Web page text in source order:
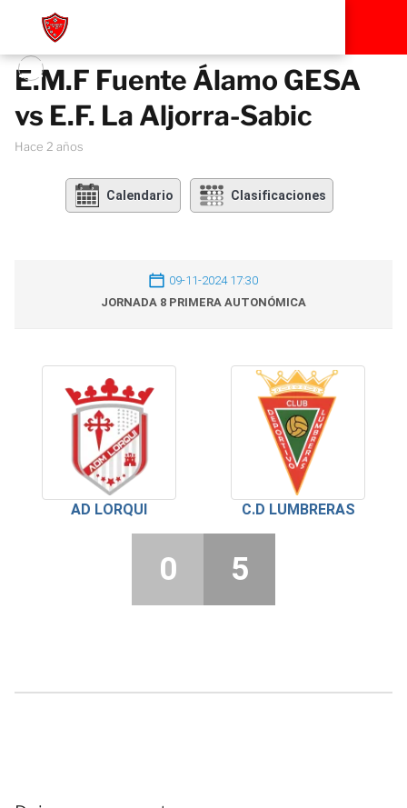
E.M.F Fuente Álamo GESA
vs E.F. La Aljorra-Sabic
hace 2 años
Calendario Clasificaciones
09-11-2024 17:30
JORNADA 8 PRIMERA AUTONÓMICA
AD LORQUI C.D LUMBRERAS
0 5